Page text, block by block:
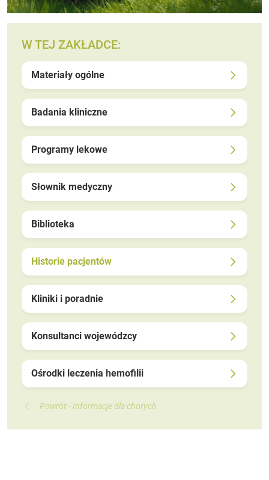
W TEJ ZAKŁADCE:
Materiały ogólne
Badania kliniczne
Programy lekowe
Słownik medyczny
Biblioteka
Historie pacjentów
Kliniki i poradnie
Konsultanci wojewódzcy
Ośrodki leczenia hemofilii
Powrót - Informacje dla chorych